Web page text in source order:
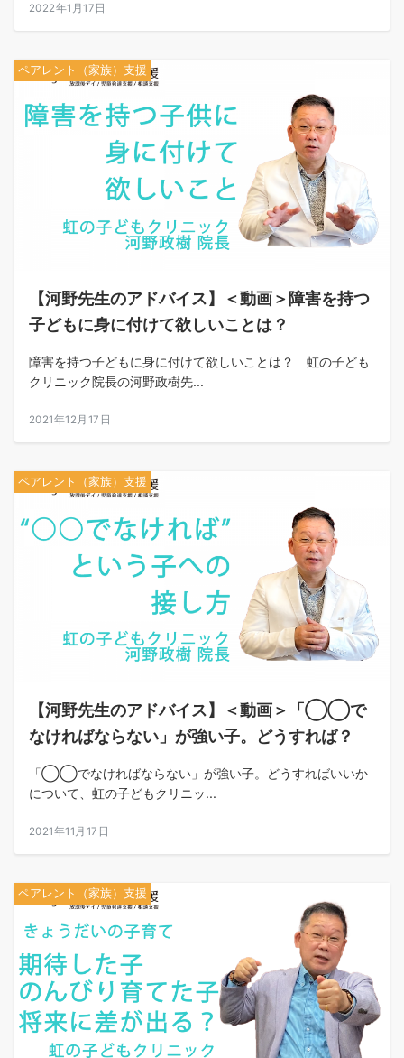
2022年1月17日
ペアレント（家族）支援
【河野先生のアドバイス】＜動画＞障害を持つ
子どもに身に付けて欲しいことは？
障害を持つ子どもに身に付けて欲しいことは？ 虹の子ども
クリニック院長の河野政樹先...
2021年12月17日
ペアレント（家族）支援
【河野先生のアドバイス】＜動画＞「◯◯で
なければならない」が強い子。どうすれば？
「◯◯でなければならない」が強い子。どうすればいいか
について、虹の子どもクリニッ...
2021年11月17日
ペアレント（家族）支援